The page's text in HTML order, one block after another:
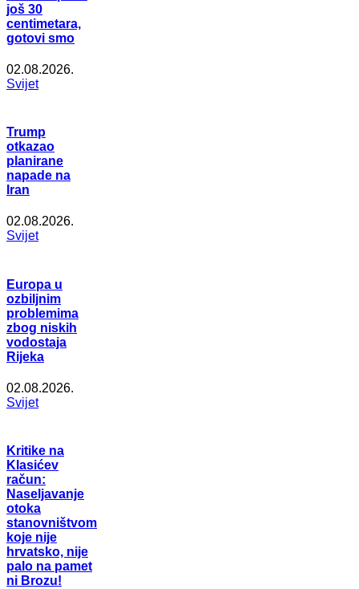
još 30
centimetara,
gotovi smo
02.08.2026.
Svijet
Trump
otkazao
planirane
napade na
Iran
02.08.2026.
Svijet
Europa u
ozbiljnim
problemima
zbog niskih
vodostaja
Rijeka
02.08.2026.
Svijet
Kritike na
Klasićev
račun:
Naseljavanje
otoka
stanovništvom
koje nije
hrvatsko, nije
palo na pamet
ni Brozu!